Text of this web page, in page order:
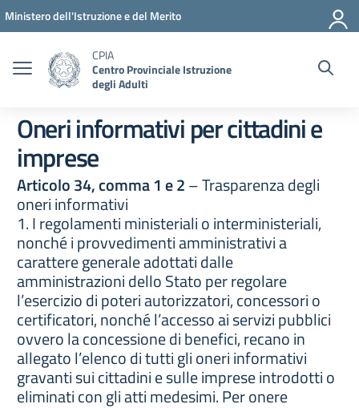
Vai ai contenuti
Vai al menu di navigazione
Vai al footer
Ministero dell'Istruzione e del Merito
CPIA
Centro Provinciale Istruzione
degli Adulti
Oneri informativi per cittadini e
imprese
Articolo 34, comma 1 e 2– Trasparenza degli
oneri informativi
1. I regolamenti ministeriali o interministeriali,
nonché i provvedimenti amministrativi a
carattere generale adottati dalle
amministrazioni dello Stato per regolare
l’esercizio di poteri autorizzatori, concessori o
certificatori, nonché l’accesso ai servizi pubblici
ovvero la concessione di benefici, recano in
allegato l’elenco di tutti gli oneri informativi
gravanti sui cittadini e sulle imprese introdotti o
eliminati con gli atti medesimi. Per onere